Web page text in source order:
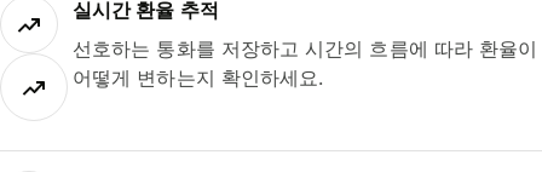
실시간 환율 추적
선호하는 통화를 저장하고 시간의 흐름에 따라 환율이
어떻게 변하는지 확인하세요.